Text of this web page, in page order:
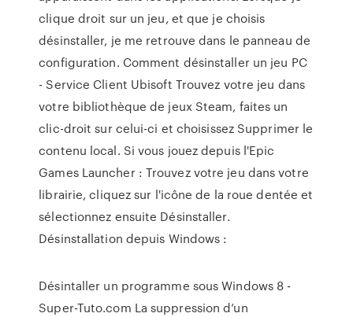
clique droit sur un jeu, et que je choisis
désinstaller, je me retrouve dans le panneau de
configuration. Comment désinstaller un jeu PC
- Service Client Ubisoft Trouvez votre jeu dans
votre bibliothèque de jeux Steam, faites un
clic-droit sur celui-ci et choisissez Supprimer le
contenu local. Si vous jouez depuis l'Epic
Games Launcher : Trouvez votre jeu dans votre
librairie, cliquez sur l'icône de la roue dentée et
sélectionnez ensuite Désinstaller.
Désinstallation depuis Windows :
Désintaller un programme sous Windows 8 -
Super-Tuto.com La suppression d’un